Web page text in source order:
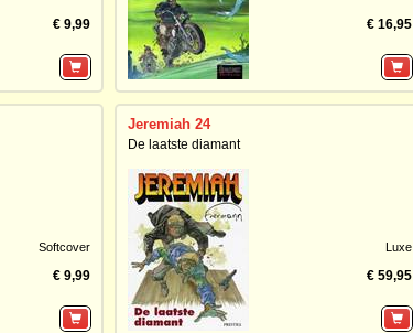
€ 9,99 € 16,95
Softcover
€ 9,99
Jeremiah 24
De laatste diamant
Luxe
€ 59,95